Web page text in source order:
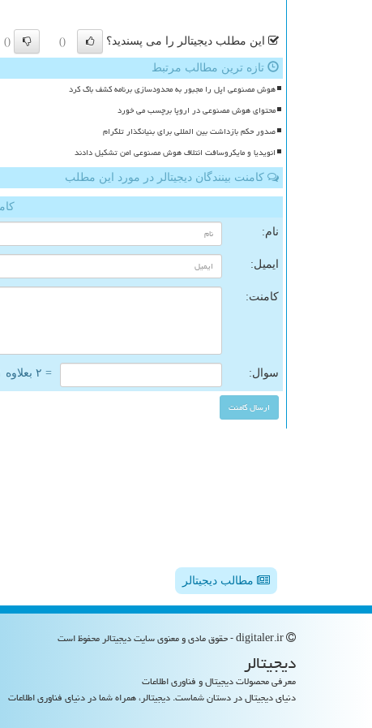
این مطلب دیجیتالر را می پسندید؟ ()
()
تازه ترین مطالب مرتبط
هوش مصنوعی اپل را مجبور به محدودسازی برنامه کشف باگ کرد
محتوای هوش مصنوعی در اروپا برچسب می خورد
صدور حکم بازداشت بین المللی برای بنیانگذار تلگرام
انویدیا و مایکروسافت ائتلاف هوش مصنوعی امن تشکیل دادند
کامنت بینندگان دیجیتالر در مورد این مطلب
نام:
ایمیل:
کامنت:
سوال: = ۲ بعلاوه ۱
مطالب دیجیتالر
دیجیتالر
معرفی محصولات دیجیتال و فناوری اطلاعات
دنیای دیجیتال در دستان شماست. دیجیتالر، همراه شما در دنیای فناوری اطلاعات